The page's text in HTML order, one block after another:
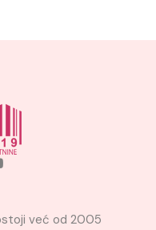
već od 2005